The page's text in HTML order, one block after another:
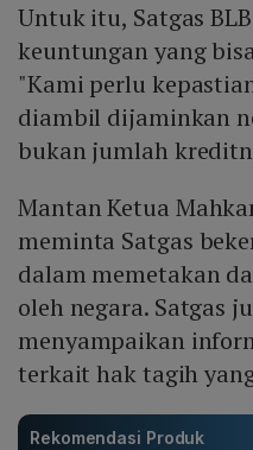
Untuk itu, Satgas
keuntungan yang
"Kami perlu
diambil dijaminkan
bukan jumlah
Mantan Ketua
meminta Satgas
dalam memetakan
oleh negara. Satgas
menyampaikan
terkait hak tagih
Rekomendasi Produk